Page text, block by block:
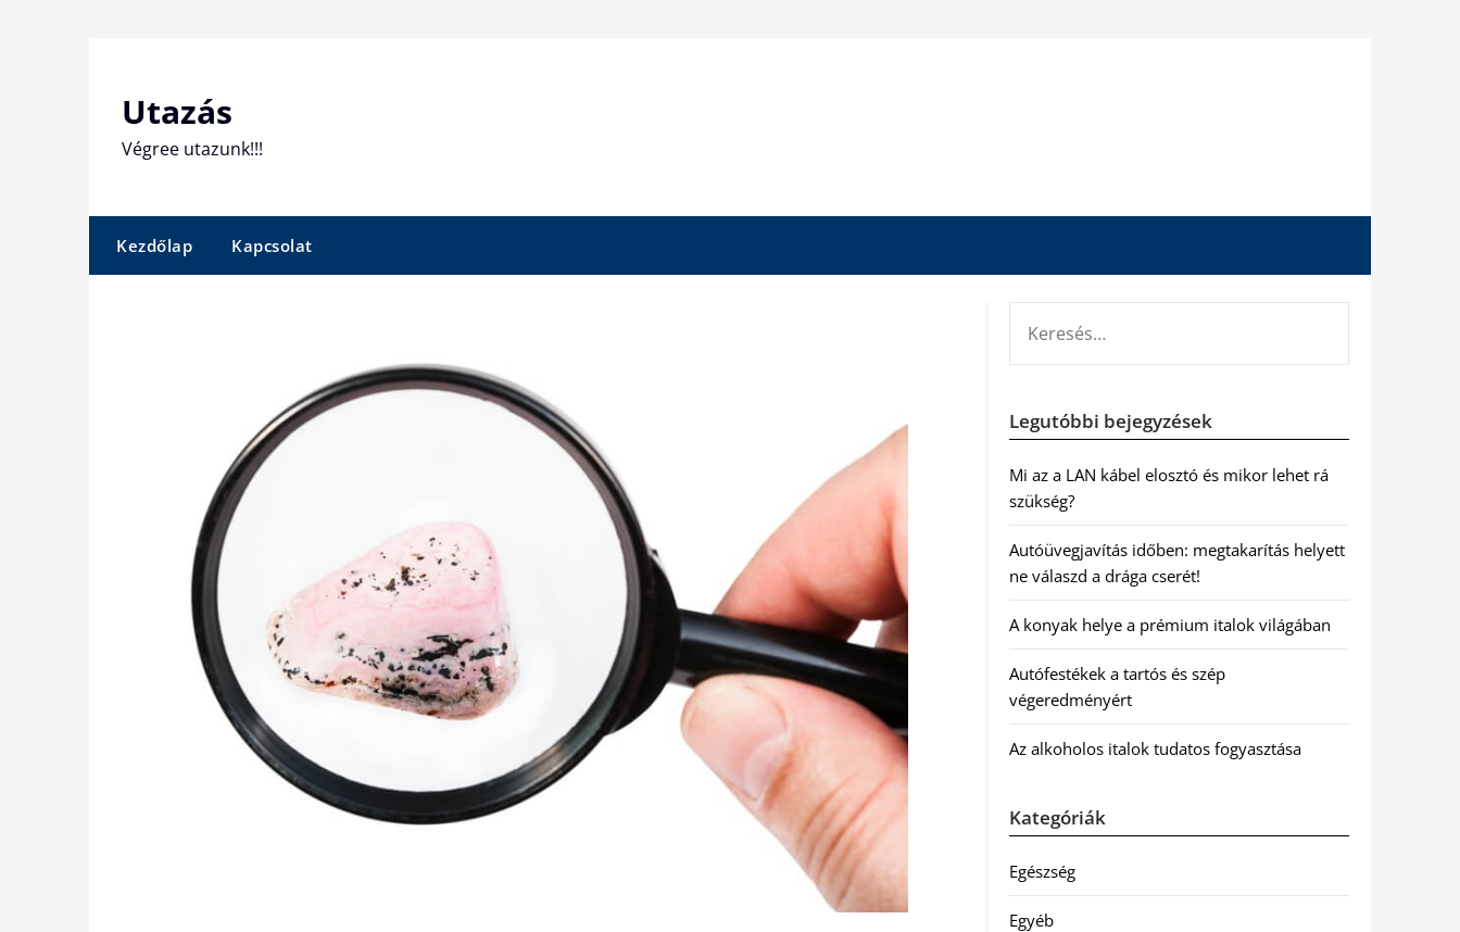
Utazás
Végree utazunk!!!
Kezdőlap Kapcsolat
Legutóbbi bejegyzések
Mi az a LAN kábel elosztó és mikor lehet rá
szükség?
Autóüvegjavítás időben: megtakarítás helyett
ne válaszd a drága cserét!
A konyak helye a prémium italok világában
Autófestékek a tartós és szép
végeredményért
Az alkoholos italok tudatos fogyasztása
Kategóriák
Egészség
Egyéb